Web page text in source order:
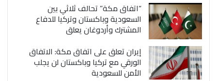
“اتفاق مكة” تحالف ثلاثي بين
السعودية وباكستان وتركيا للدفاع
المشترك وأردوغان يعلق
إيران تعلق على اتفاق مكة: الاتفاق
الورقي مع تركيا وباكستان لن يجلب
الأمن للسعودية